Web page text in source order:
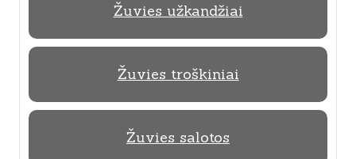
Žuvies užkandžiai
Žuvies troškiniai
Žuvies salotos